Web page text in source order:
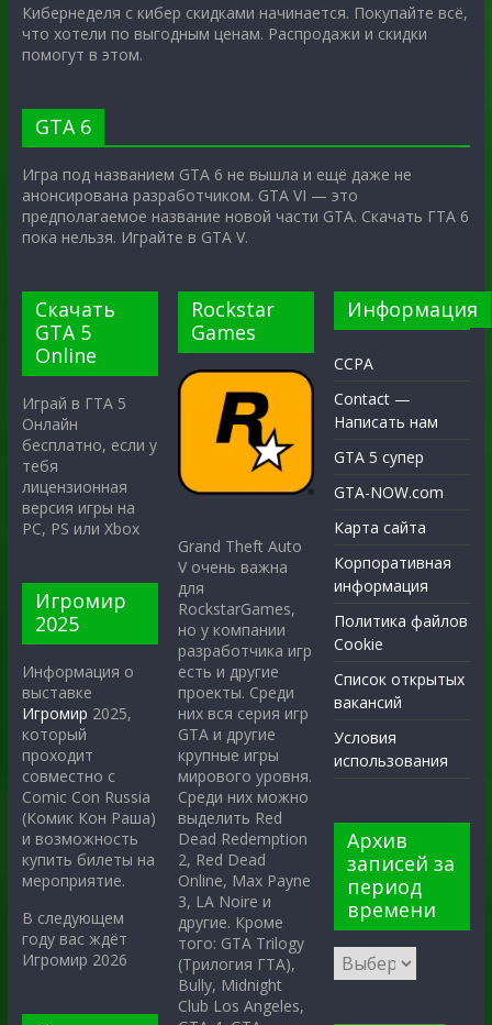
Кибернеделя с кибер скидками начинается. Покупайте всё,
что хотели по выгодным ценам. Распродажи и скидки
помогут в этом.
GTA 6
Игра под названием GTA 6 не вышла и ещё даже не
анонсирована разработчиком. GTA VI — это
предполагаемое название новой части GTA. Скачать ГТА 6
пока нельзя. Играйте в GTA V.
Скачать
GTA 5
Online
Играй в ГТА 5
Онлайн
бесплатно, если у
тебя
лицензионная
версия игры на
PC, PS или Xbox
Игромир
2025
Информация о
выставке
Игромир 2025,
который
проходит
совместно с
Comic Con Russia
(Комик Кон Раша)
и возможность
купить билеты на
мероприятие.
В следующем
году вас ждёт
Игромир 2026
Rockstar
Games
Grand Theft Auto
V очень важна
для
RockstarGames,
но у компании
разработчика игр
есть и другие
проекты. Среди
них вся серия игр
GTA и другие
крупные игры
мирового уровня.
Среди них можно
выделить Red
Dead Redemption
2, Red Dead
Online, Max Payne
3, LA Noire и
другие. Кроме
того: GTA Trilogy
(Трилогия ГТА),
Bully, Midnight
Club Los Angeles,
Информация
CCPA
Contact —
Написать нам
GTA 5 супер
GTA-NOW.com
Карта сайта
Корпоративная
информация
Политика файлов
Cookie
Список открытых
вакансий
Условия
использования
Архив
записей за
период
времени